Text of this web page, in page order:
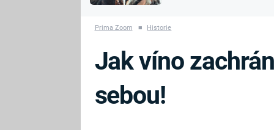
PRVNÍ SVĚTOVÁ
BRITSKÁ
Prima Zoom ■ Historie
Jak víno
sebou!